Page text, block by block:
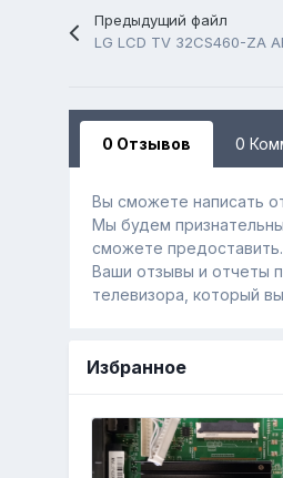
Предыдущий файл
LG LCD TV 32CS460-ZA
0 Отзывов 0
Вы сможете написать
Мы будем
сможете предоставить.
Ваши отзывы и отчеты
телевизора, который
Избранное